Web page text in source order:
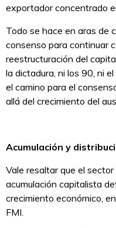
exportador concentrado
Todo se hace en aras de
consenso para continuar
reestructuración del
la dictadura, ni los 90, ni
el camino para el
allá del crecimiento del
Acumulación y
Vale resaltar que el
acumulación capitalista
crecimiento económico,
FMI.